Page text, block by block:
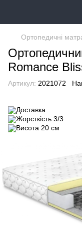
Ортопедичні
Romance
Артикул: 2021072